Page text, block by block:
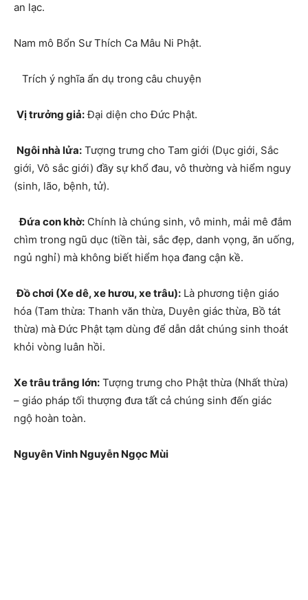
an lạc.
Nam mô Bổn Sư Thích Ca Mâu Ni Phật.
Trích ý nghĩa ẩn dụ trong câu chuyện
Vị trưởng giả:Đại diện cho Đức Phật.
Ngôi nhà lửa: Tượng trưng cho Tam giới (Dục giới, Sắc
giới, Vô sắc giới) đầy sự khổ đau, vô thường và hiểm nguy
(sinh, lão, bệnh, tử).
Đứa con khờ: Chính là chúng sinh, vô minh, mải mê đắm
chìm trong ngũ dục (tiền tài, sắc đẹp, danh vọng, ăn uống,
ngủ nghỉ) mà không biết hiểm họa đang cận kề.
Đồ chơi (Xe dê, xe hươu, xe trâu): Là phương tiện giáo
hóa (Tam thừa: Thanh văn thừa, Duyên giác thừa, Bồ tát
thừa) mà Đức Phật tạm dùng để dẫn dắt chúng sinh thoát
khỏi vòng luân hồi.
Xe trâu trắng lớn: Tượng trưng cho Phật thừa (Nhất thừa)
– giáo pháp tối thượng đưa tất cả chúng sinh đến giác
ngộ hoàn toàn.
Nguyên Vinh Nguyễn Ngọc Mùi